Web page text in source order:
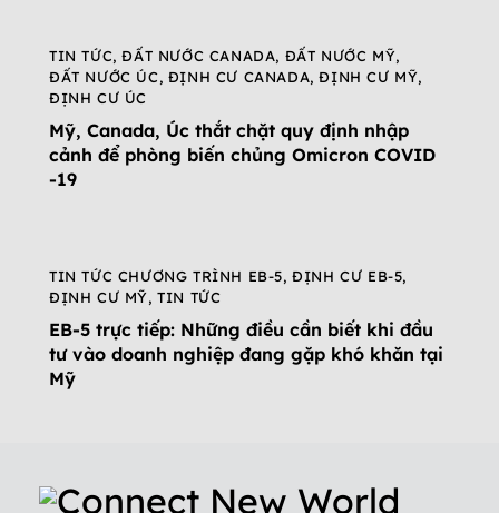
TIN TỨC,ĐẤT NƯỚC CANADA, ĐẤT NƯỚC MỸ,
ĐẤT NƯỚC ÚC, ĐỊNH CƯ CANADA,ĐỊNH CƯ MỸ,
ĐỊNH CƯ ÚC
Mỹ, Canada, Úc thắt chặt quy định nhập
cảnh để phòng biến chủng Omicron COVID
-19
TIN TỨC CHƯƠNG TRÌNH EB-5,ĐỊNH CƯ EB-5,
ĐỊNH CƯ MỸ,TIN TỨC
EB-5 trực tiếp: Những điều cần biết khi đầu
tư vào doanh nghiệp đang gặp khó khăn tại
Mỹ